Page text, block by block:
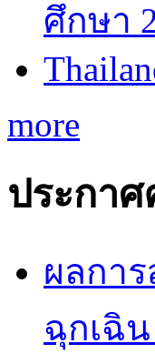
ศึกษา
more
ประกา
ผลกา
ฉุกเฉิ